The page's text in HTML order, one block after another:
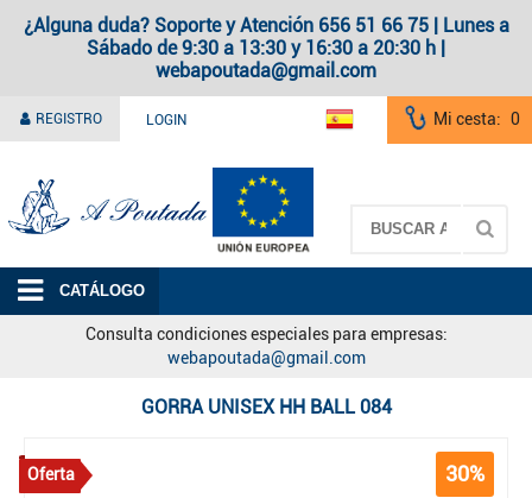
¿Alguna duda? Soporte y Atención 656 51 66 75 | Lunes a
Sábado de 9:30 a 13:30 y 16:30 a 20:30 h |
webapoutada@gmail.com
REGISTRO LOGIN Mi cesta: 0
CATÁLOGO
Consulta condiciones especiales para empresas:
webapoutada@gmail.com
GORRA UNISEX HH BALL 084
Oferta 30%